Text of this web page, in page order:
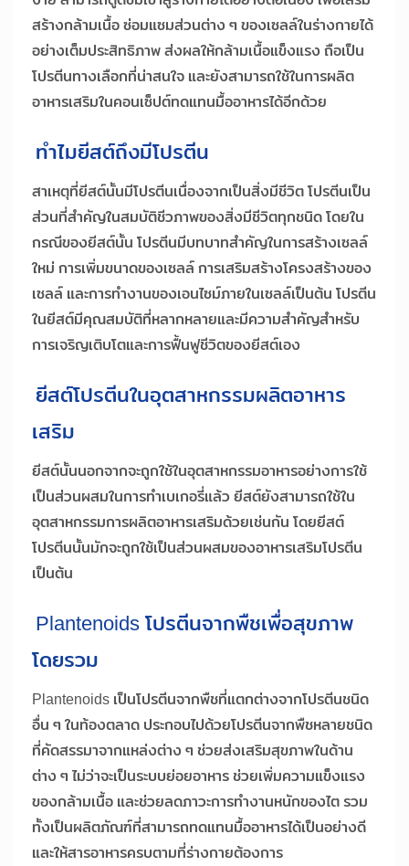
สร้างกล้ามเนื้อ ซ่อมแซมส่วนต่าง ๆ ของเซลล์ในร่างกายได้
อย่างเต็มประสิทธิภาพ ส่งผลให้กล้ามเนื้อแข็งแรง ถือเป็น
โปรตีนทางเลือกที่น่าสนใจ และยังสามารถใช้ในการผลิต
อาหารเสริมในคอนเซ็ปต์ทดแทนมื้ออาหารได้อีกด้วย
ทำไมยีสต์ถึงมีโปรตีน
สาเหตุที่ยีสต์นั้นมีโปรตีนเนื่องจากเป็นสิ่งมีชีวิต โปรตีนเป็น
ส่วนที่สำคัญในสมบัติชีวภาพของสิ่งมีชีวิตทุกชนิด โดยใน
กรณีของยีสต์นั้น โปรตีนมีบทบาทสำคัญในการสร้างเซลล์
ใหม่ การเพิ่มขนาดของเซลล์ การเสริมสร้างโครงสร้างของ
เซลล์ และการทำงานของเอนไซม์ภายในเซลล์เป็นต้น โปรตีน
ในยีสต์มีคุณสมบัติที่หลากหลายและมีความสำคัญสำหรับ
การเจริญเติบโตและการฟื้นฟูชีวิตของยีสต์เอง
ยีสต์โปรตีนในอุตสาหกรรมผลิตอาหาร
เสริม
ยีสต์นั้นนอกจากจะถูกใช้ในอุตสาหกรรมอาหารอย่างการใช้
เป็นส่วนผสมในการทำเบเกอรี่แล้ว ยีสต์ยังสามารถใช้ใน
อุตสาหกรรมการผลิตอาหารเสริมด้วยเช่นกัน โดยยีสต์
โปรตีนนั้นมักจะถูกใช้เป็นส่วนผสมของอาหารเสริมโปรตีน
เป็นต้น
Plantenoids โปรตีนจากพืชเพื่อสุขภาพ
โดยรวม
Plantenoids เป็นโปรตีนจากพืชที่แตกต่างจากโปรตีนชนิด
อื่น ๆ ในท้องตลาด ประกอบไปด้วยโปรตีนจากพืชหลายชนิด
ที่คัดสรรมาจากแหล่งต่าง ๆ ช่วยส่งเสริมสุขภาพในด้าน
ต่าง ๆ ไม่ว่าจะเป็นระบบย่อยอาหาร ช่วยเพิ่มความแข็งแรง
ของกล้ามเนื้อ และช่วยลดภาวะการทำงานหนักของไต รวม
ทั้งเป็นผลิตภัณฑ์ที่สามารถทดแทนมื้ออาหารได้เป็นอย่างดี
และให้สารอาหารครบตามที่ร่างกายต้องการ